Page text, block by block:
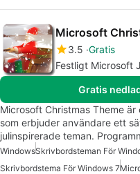
Microsoft
3.5 Gratis
Festligt Microsoft
Gratis
Microsoft Christmas Theme
som erbjuder användare ett
julinspirerade teman.
WindowsSkrivbordsteman För
Skrivbordstema För Windows 7